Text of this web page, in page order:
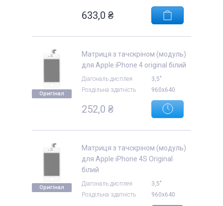
633,0 ₴
Оригінал
Матриця з тачскріном (модуль)
для Apple iPhone 4 original білий
Діагональ дисплея
3,5"
Роздільна здатність
960x640
252,0 ₴
Оригінал
Матриця з тачскріном (модуль)
для Apple iPhone 4S Original
білий
Діагональ дисплея
3,5"
Роздільна здатність
960x640